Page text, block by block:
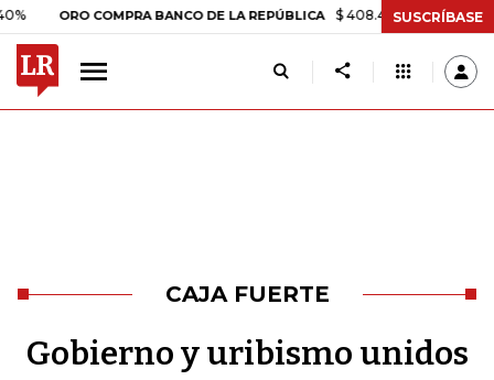
ORO COMPRA BANCO DE LA REPÚBLICA $ 408.498,97 +$ 8.753,81
SUSCRÍBASE
CAJA FUERTE
Gobierno y uribismo unidos